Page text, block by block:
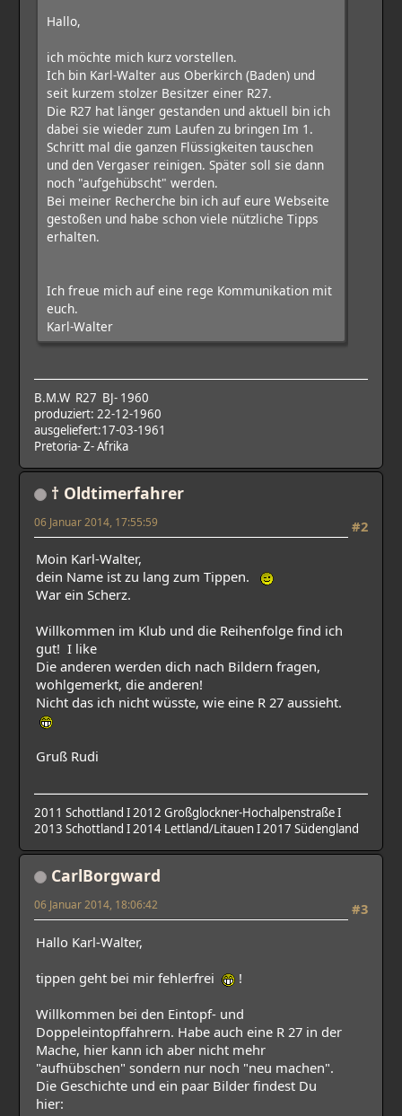
Hallo,
ich möchte mich kurz vorstellen.
Ich bin Karl-Walter aus Oberkirch (Baden) und
seit kurzem stolzer Besitzer einer R27.
Die R27 hat länger gestanden und aktuell bin ich
dabei sie wieder zum Laufen zu bringen Im 1.
Schritt mal die ganzen Flüssigkeiten tauschen
und den Vergaser reinigen. Später soll sie dann
noch "aufgehübscht" werden.
Bei meiner Recherche bin ich auf eure Webseite
gestoßen und habe schon viele nützliche Tipps
erhalten.
Ich freue mich auf eine rege Kommunikation mit
euch.
Karl-Walter
B.M.W R27 BJ- 1960
produziert: 22-12-1960
ausgeliefert:17-03-1961
Pretoria- Z- Afrika
† Oldtimerfahrer
#2
06 Januar 2014, 17:55:59
Moin Karl-Walter,
dein Name ist zu lang zum Tippen.
War ein Scherz.
Willkommen im Klub und die Reihenfolge find ich
gut! I like
Die anderen werden dich nach Bildern fragen,
wohlgemerkt, die anderen!
Nicht das ich nicht wüsste, wie eine R 27 aussieht.
Gruß Rudi
2011 Schottland I 2012 Großglockner-Hochalpenstraße I
2013 Schottland I 2014 Lettland/Litauen I 2017 Südengland
CarlBorgward
#3
06 Januar 2014, 18:06:42
Hallo Karl-Walter,
tippen geht bei mir fehlerfrei
!
Willkommen bei den Eintopf- und
Doppeleintopffahrern. Habe auch eine R 27 in der
Mache, hier kann ich aber nicht mehr
"aufhübschen" sondern nur noch "neu machen".
Die Geschichte und ein paar Bilder findest Du
hier: